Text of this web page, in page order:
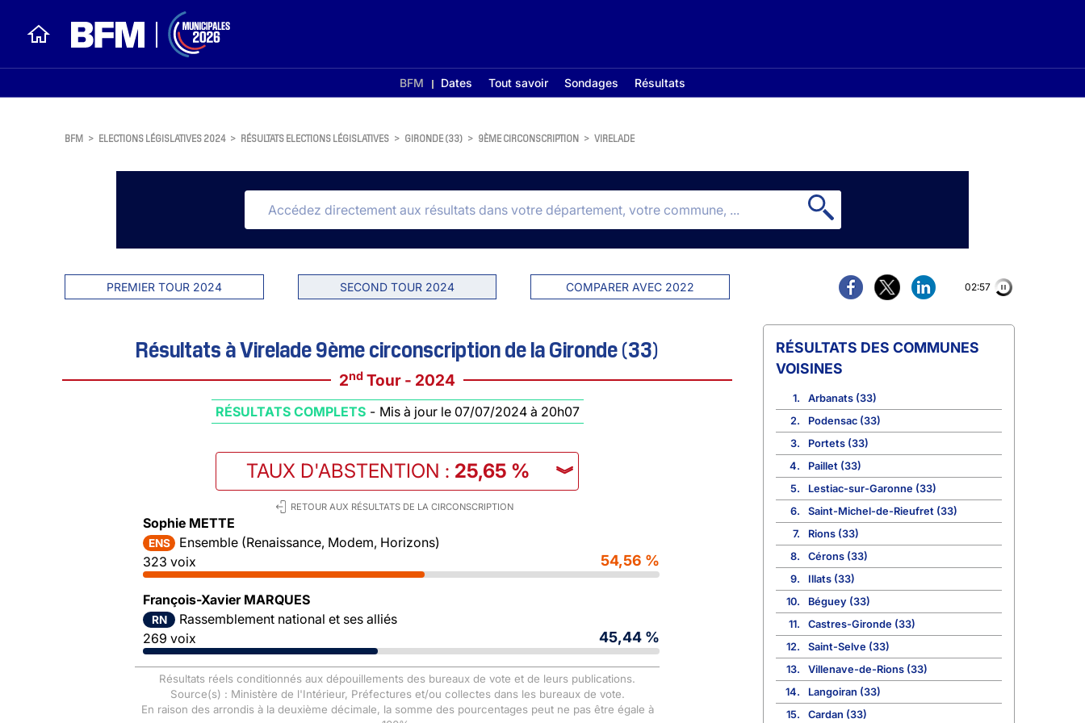
BFM Dates Tout savoir Sondages Résultats
BFM > ELECTIONS LÉGISLATIVES 2024 > RÉSULTATS ELECTIONS LÉGISLATIVES > GIRONDE (33) > 9ÈME CIRCONSCRIPTION > VIRELADE
PREMIER TOUR 2024 SECOND TOUR 2024 COMPARER AVEC 2022 02:56
Résultats à Virelade 9ème circonscription de la Gironde (33)
2nd Tour - 2024
RÉSULTATS COMPLETS - Mis à jour le 07/07/2024 à 20h07
TAUX D'ABSTENTION : 25,65 % ︾
RETOUR AUX RÉSULTATS DE LA CIRCONSCRIPTION
Sophie METTE
ENS
Ensemble (Renaissance, Modem, Horizons)
323 voix
54,56 %
François-Xavier MARQUES
RN
Rassemblement national et ses alliés
269 voix
45,44 %
Résultats réels conditionnés aux dépouillements des bureaux de vote et de leurs publications.
Source(s) : Ministère de l'Intérieur, Préfectures et/ou collectes dans les bureaux de vote.
En raison des arrondis à la deuxième décimale, la somme des pourcentages peut ne pas être égale à
COMMUNES
VOISINES
1.
Arbanats (33)
2.
Podensac (33)
3.
Portets (33)
4.
Paillet (33)
5.
Lestiac-sur-Garonne (33)
6.
Saint-Michel-de-Rieufret (33)
7.
Rions (33)
8.
Cérons (33)
9.
Illats (33)
10.
Béguey (33)
11.
Castres-Gironde (33)
12.
Saint-Selve (33)
13.
Villenave-de-Rions (33)
14.
Langoiran (33)
15.
Cardan (33)